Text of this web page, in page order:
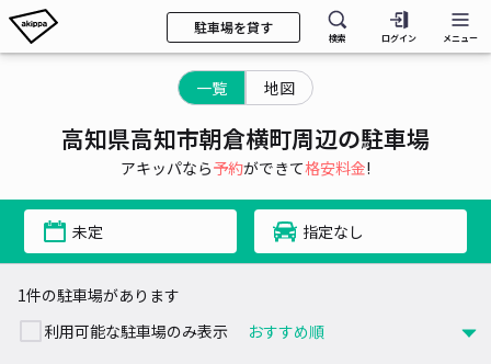
駐車場を貸す
検索 ログイン メニュー
一覧 地図
高知県高知市朝倉横町周辺の駐車場
アキッパなら予約ができて格安料金!
未定 指定なし
1件の駐車場があります
利用可能な駐車場のみ表示